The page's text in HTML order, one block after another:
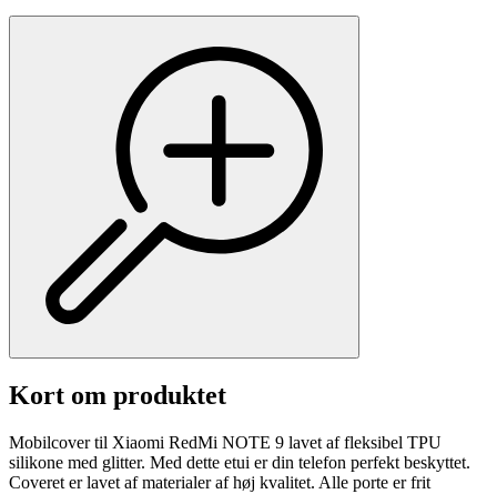
Kort om produktet
Mobilcover til Xiaomi RedMi NOTE 9 lavet af fleksibel TPU
silikone med glitter. Med dette etui er din telefon perfekt beskyttet.
Coveret er lavet af materialer af høj kvalitet. Alle porte er frit